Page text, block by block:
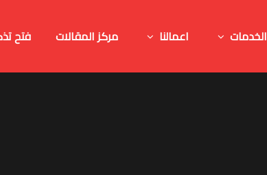
الخدمات اعمالنا مركز المقالات فتح